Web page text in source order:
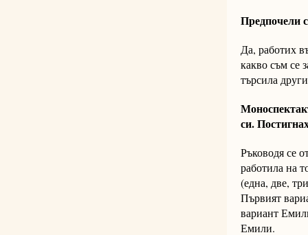
Предпочели
Да, работих
какво съм се
търсила
си.
Ръководя се
работила на
(една, две,
Първият
вариант
Емили.